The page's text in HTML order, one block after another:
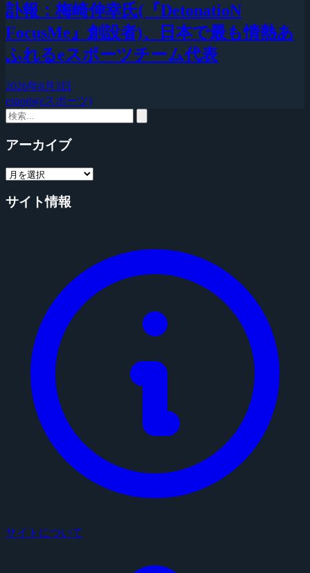
訃報：梅崎伸幸氏(『DetonatioN
FocusMe』創設者)、日本で最も情熱あ
ふれるeスポーツチーム代表
2026年8月3日
esports(eスポーツ)
アーカイブ
サイト情報
サイトについて